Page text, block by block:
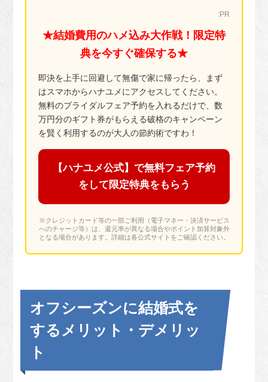
:PR
★結婚費用のハメ込み大作戦！限定特
典を今すぐ確保する★
即決を上手に回避して無傷で家に帰ったら、まず
はスマホからハナユメにアクセスしてください。
無料のブライダルフェア予約を入れるだけで、数
万円分のギフト券がもらえる破格のキャンペーン
を賢く利用するのが大人の節約術ですわ！
【ハナユメ公式】で無料フェア予約
をして限定特典をもらう
※クレジットカード等の一部ご利用（電子マネー・決済サービス
へのチャージ等）は、還元率が異なる場合やポイント加算対象外
となる場合があります。詳細は各公式サイトをご確認ください。
オフシーズンに結婚式を
するメリット・デメリッ
ト